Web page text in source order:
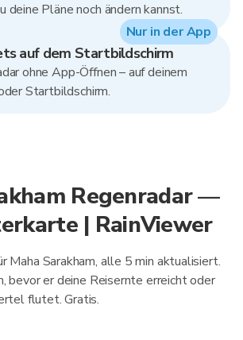
deine Pläne noch ändern kannst.
auf dem Startbildschirm
ohne App-Öffnen – auf deinem
Startbildschirm.
Nur in der App
Regenradar —
| RainViewer
Maha Sarakham, alle 5 min aktualisiert.
bevor er deine Reisernte erreicht oder
flutet. Gratis.